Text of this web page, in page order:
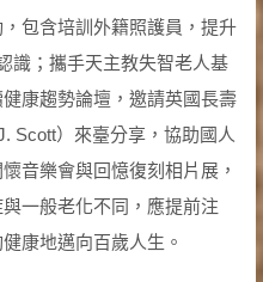
包含培訓外籍照護員，提升
識；攜手天主教失智老人基
康趨勢論壇，邀請英國長壽
Scott）來臺分享，協助國人
音樂會與回憶復刻相片展，
一般老化不同，應提前注
康地邁向百歲人生。